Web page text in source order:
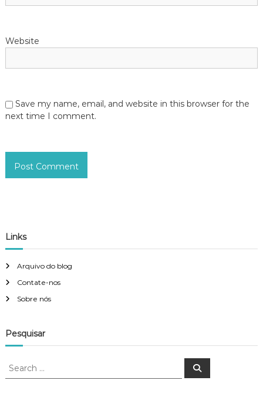
Website
Save my name, email, and website in this browser for the
next time I comment.
Links
Arquivo do blog
Contate-nos
Sobre nós
Pesquisar
S
S